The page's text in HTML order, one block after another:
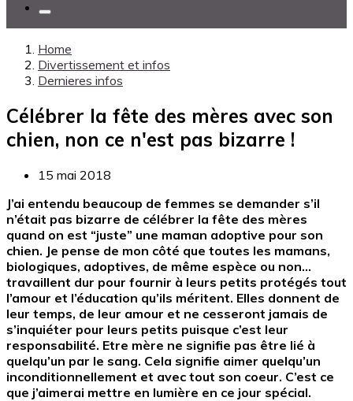
Home
Divertissement et infos
Dernieres infos
Célébrer la fête des mères avec son
chien, non ce n'est pas bizarre !
15 mai 2018
J’ai entendu beaucoup de femmes se demander s’il
n’était pas bizarre de célébrer la fête des mères
quand on est “juste” une maman adoptive pour son
chien. Je pense de mon côté que toutes les mamans,
biologiques, adoptives, de même espèce ou non…
travaillent dur pour fournir à leurs petits protégés tout
l’amour et l’éducation qu’ils méritent. Elles donnent de
leur temps, de leur amour et ne cesseront jamais de
s’inquiéter pour leurs petits puisque c’est leur
responsabilité. Etre mère ne signifie pas être lié à
quelqu’un par le sang. Cela signifie aimer quelqu’un
inconditionnellement et avec tout son coeur. C’est ce
que j’aimerai mettre en lumière en ce jour spécial.